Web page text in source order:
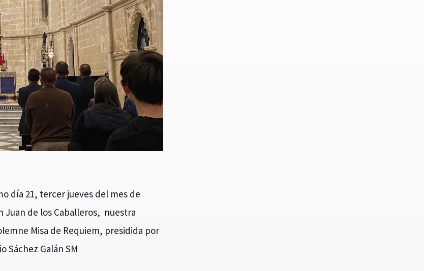
día 21, tercer jueves del mes de
Juan de los Caballeros, nuestra
Misa de Requiem, presidida por
Sáchez Galán SM